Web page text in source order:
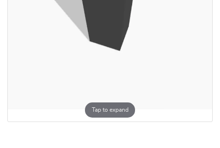
Tap to expand